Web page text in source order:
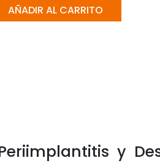
AÑADIR AL CARRITO
y